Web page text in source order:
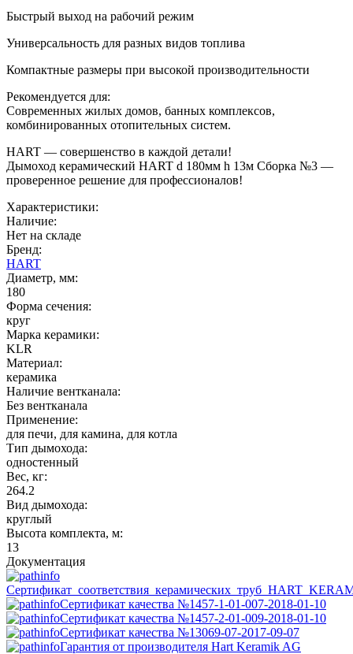
Быстрый выход на рабочий режим
Универсальность для разных видов топлива
Компактные размеры при высокой производительности
Рекомендуется для:
Современных жилых домов, банных комплексов,
комбинированных отопительных систем.
HART — совершенство в каждой детали!
Дымоход керамический HART d 180мм h 13м Сборка №3 —
проверенное решение для профессионалов!
Характеристики:
Наличие:
Нет на складе
Бренд:
HART
Диаметр, мм:
180
Форма сечения:
круг
Марка керамики:
KLR
Материал:
керамика
Наличие вентканала:
Без вентканала
Применение:
для печи, для камина, для котла
Тип дымохода:
одностенный
Вес, кг:
264.2
Вид дымохода:
круглый
Высота комплекта, м:
13
Документация
Сертификат качества №1457-1-01-007-2018-01-10
Сертификат качества №1457-2-01-009-2018-01-10
Сертификат качества №13069-07-2017-09-07
Гарантия от производителя Hart Keramik AG